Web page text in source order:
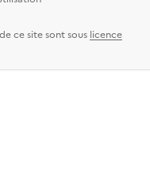
ce site sont sous licence